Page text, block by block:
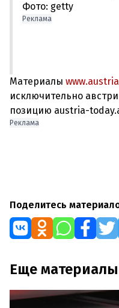
Фото: getty
Реклама
Материалы
исключительно
позицию austria-
Реклама
Поделитесь
Еще